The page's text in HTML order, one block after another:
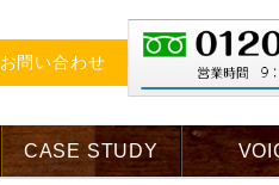
お問い合わせ
CASE STUDY